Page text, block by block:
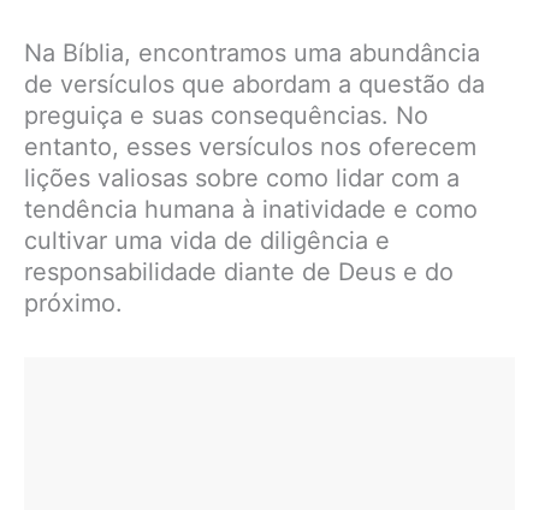
Na Bíblia, encontramos uma abundância
de versículos que abordam a questão da
preguiça e suas consequências. No
entanto, esses versículos nos oferecem
lições valiosas sobre como lidar com a
tendência humana à inatividade e como
cultivar uma vida de diligência e
responsabilidade diante de Deus e do
próximo.